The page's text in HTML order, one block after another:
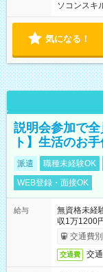
ソコンスキ
気になる！
説明会参加で
ト】生活のお
派遣 職種未経験OK
WEB登録・面接OK
給与
無資格未
収1万1200
交通費
交通費 交